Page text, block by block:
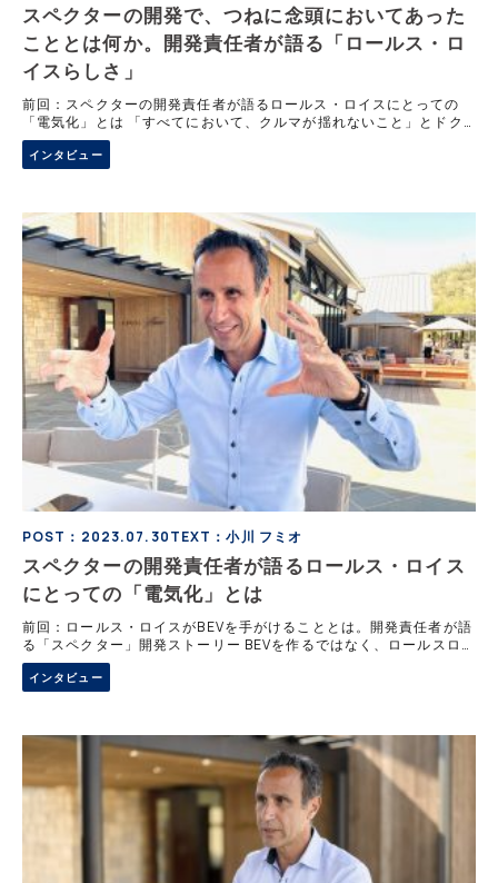
スペクターの開発で、つねに念頭においてあった
こととは何か。開発責任者が語る「ロールス・ロ
イスらしさ」
前回：スペクターの開発責任者が語るロールス・ロイスにとっての
「電気化」とは 「すべてにおいて、クルマが揺れないこと」とドク
ター・ミヒア・アヨウビ氏は、BEVのスペクターで意図したロール
ス・ロイスらしさの一端をいう。その実
インタビュー
POST：2023.07.30TEXT：小川 フミオ
スペクターの開発責任者が語るロールス・ロイス
にとっての「電気化」とは
前回：ロールス・ロイスがBEVを手がけることとは。開発責任者が語
る「スペクター」開発ストーリー BEVを作るではなく、ロールスロイ
スを作る意識。スペクターの開発責任者のドクター・ミヒア・アヨウ
ビ氏は語る。この理由を、自動
インタビュー